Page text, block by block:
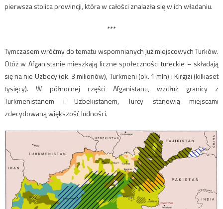
pierwsza stolica prowincji, która w całości znalazła się w ich władaniu.
***
Tymczasem wróćmy do tematu wspomnianych już miejscowych Turków.
Otóż w Afganistanie mieszkają liczne społeczności tureckie – składają
się na nie Uzbecy (ok. 3 milionów), Turkmeni (ok. 1 mln) i Kirgizi (kilkaset
tysięcy). W północnej części Afganistanu, wzdłuż granicy z
Turkmenistanem i Uzbekistanem, Turcy stanowią miejscami
zdecydowaną większość ludności.